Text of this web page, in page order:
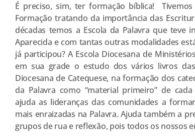
É preciso, sim, ter formação bíblica!
Formação tratando da importância das
décadas temos a Escola da Palavra que teve
Aparecida e com tantas outras modalidades
já participou? A Escola Diocesana de
em sua grade o estudo dos vários livros
Diocesana de Catequese, na formação dos
da Palavra como “material primeiro” de
ajuda as lideranças das comunidades a
mais enraizadas na Palavra. Ajuda também a
grupos de rua e reflexão, pois todos os nossos